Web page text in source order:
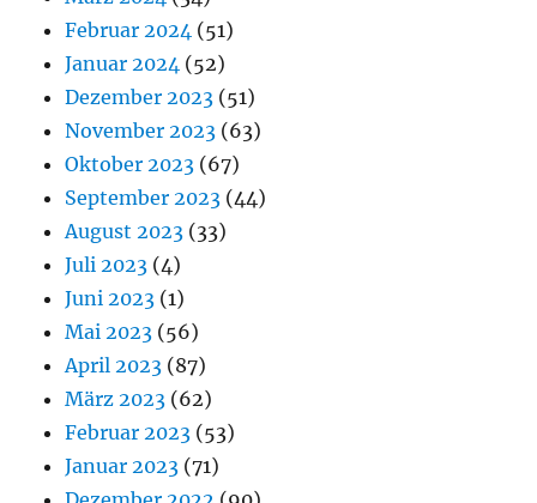
Februar 2024 (51)
Januar 2024 (52)
Dezember 2023 (51)
November 2023 (63)
Oktober 2023 (67)
September 2023 (44)
August 2023 (33)
Juli 2023 (4)
Juni 2023 (1)
Mai 2023 (56)
April 2023 (87)
März 2023 (62)
Februar 2023 (53)
Januar 2023 (71)